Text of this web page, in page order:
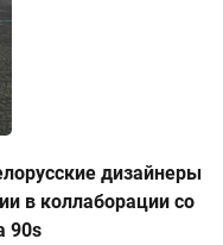
дизайнеры
в коллаборации со
90s